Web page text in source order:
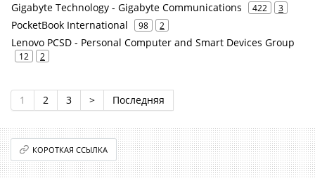
Gigabyte Technology - Gigabyte Communications 422 3
PocketBook International 98 2
Lenovo PCSD - Personal Computer and Smart Devices Group
12 2
1 2 3 > Последняя
КОРОТКАЯ ССЫЛКА